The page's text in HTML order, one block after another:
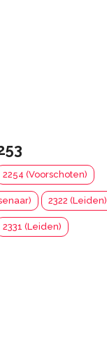
2254 (Voorschoten)
2322 (Leiden)
2331 (Leiden)